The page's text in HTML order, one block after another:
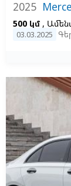
2025
500 կմ ,
03.03.2025